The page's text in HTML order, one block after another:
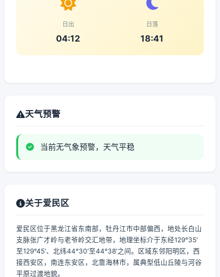
日出
04:12
日落
18:41
天气预警
当前无气象预警，天气平稳
关于爱民区
爱民区位于黑龙江省东南部，牡丹江市中部偏西，地处长白山
支脉张广才岭与老爷岭交汇地带，地理坐标介于东经129°35′
至129°45′、北纬44°30′至44°38′之间。区域东邻阳明区，西
接西安区，南连东安区，北靠海林市，属典型低山丘陵与河谷
平原过渡地貌。